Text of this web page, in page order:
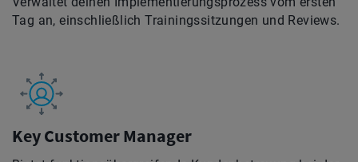
Tag an, einschließlich Trainingssitzungen und Reviews.
Key Customer Manager